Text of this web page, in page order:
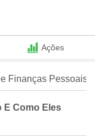
Ações
Finanças Pessoais
E Como Eles